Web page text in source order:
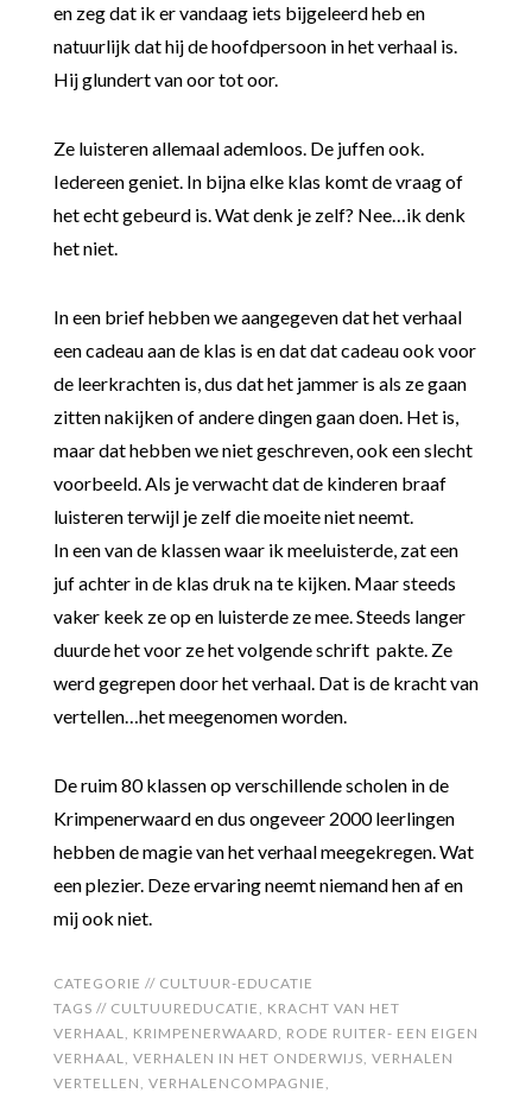
en zeg dat ik er vandaag iets bijgeleerd heb en
natuurlijk dat hij de hoofdpersoon in het verhaal is.
Hij glundert van oor tot oor.
Ze luisteren allemaal ademloos. De juffen ook.
Iedereen geniet. In bijna elke klas komt de vraag of
het echt gebeurd is. Wat denk je zelf? Nee…ik denk
het niet.
In een brief hebben we aangegeven dat het verhaal
een cadeau aan de klas is en dat dat cadeau ook voor
de leerkrachten is, dus dat het jammer is als ze gaan
zitten nakijken of andere dingen gaan doen. Het is,
maar dat hebben we niet geschreven, ook een slecht
voorbeeld. Als je verwacht dat de kinderen braaf
luisteren terwijl je zelf die moeite niet neemt.
In een van de klassen waar ik meeluisterde, zat een
juf achter in de klas druk na te kijken. Maar steeds
vaker keek ze op en luisterde ze mee. Steeds langer
duurde het voor ze het volgende schrift pakte. Ze
werd gegrepen door het verhaal. Dat is de kracht van
vertellen…het meegenomen worden.
De ruim 80 klassen op verschillende scholen in de
Krimpenerwaard en dus ongeveer 2000 leerlingen
hebben de magie van het verhaal meegekregen. Wat
een plezier. Deze ervaring neemt niemand hen af en
mij ook niet.
CATEGORIE // CULTUUR-EDUCATIE
TAGS // CULTUUREDUCATIE, KRACHT VAN HET
VERHAAL, KRIMPENERWAARD, RODE RUITER- EEN EIGEN
VERHAAL, VERHALEN IN HET ONDERWIJS, VERHALEN
VERTELLEN, VERHALENCOMPAGNIE,